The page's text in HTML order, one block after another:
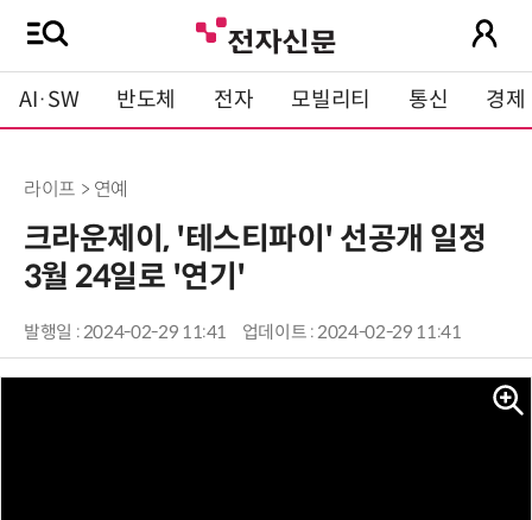
AI·SW 반도체 전자 모빌리티 통신 경제
라이프 > 연예
크라운제이, '테스티파이' 선공개 일정
3월 24일로 '연기'
발행일 : 2024-02-29 11:41 업데이트 : 2024-02-29 11:41